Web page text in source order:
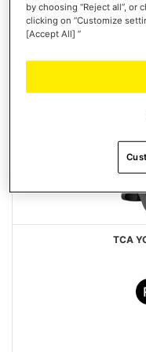
TCA
by choosing “Reject all”,
clicking on “Customize
[Accept All] ”